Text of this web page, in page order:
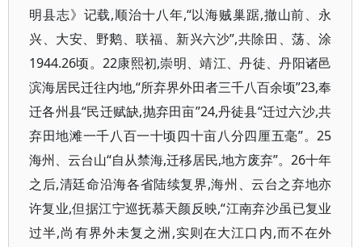
明县志》记载,顺治十八年,“以海贼巢踞,撤山前、永
兴、大安、野鹅、联福、新兴六沙”,共除田、荡、涂
1944.26顷。22康熙初,崇明、靖江、丹徒、丹阳诸邑
滨海居民迁往内地,“所弃界外田者三千八百余顷”23,奉
迁各州县“民迁赋缺,抛弃田亩”24,丹徒县“迁过六沙,共
弃田地滩一千八百一十顷四十亩八分四厘五毫”。25
海州、云台山“自从禁海,迁移居民,地方废弃”。26十年
之后,清廷命沿海各省陆续复界,海州、云台之弃地亦
许复业,但据江宁巡抚慕天颜反映,“江南弃沙虽已复业
过半,尚有界外未复之洲,实则在大江口内,而不在外